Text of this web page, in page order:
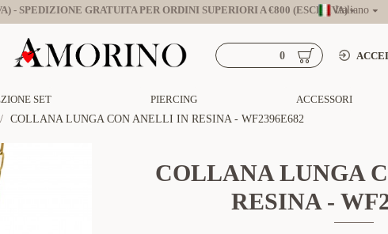
- SPEDIZIONE GRATUITA PER ORDINI SUPERIORI A €800 (ESCL. IVA)Italiano
0
SET PIERCING ACCESSORI
COLLANA LUNGA CON ANELLI IN RESINA - WF2396E682
COLLANA LUNGA
RESINA -